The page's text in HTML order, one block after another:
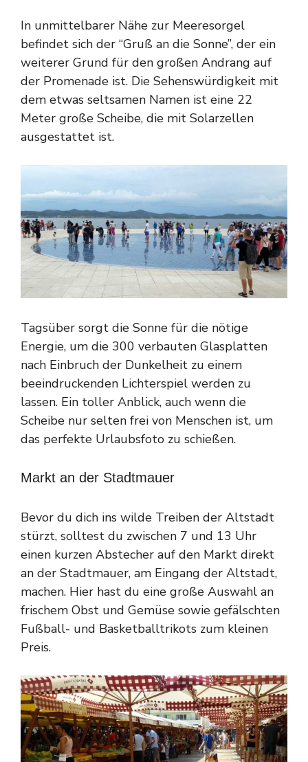
In unmittelbarer Nähe zur Meeresorgel
befindet sich der “Gruß an die Sonne”, der ein
weiterer Grund für den großen Andrang auf
der Promenade ist. Die Sehenswürdigkeit mit
dem etwas seltsamen Namen ist eine 22
Meter große Scheibe, die mit Solarzellen
ausgestattet ist.
Tagsüber sorgt die Sonne für die nötige
Energie, um die 300 verbauten Glasplatten
nach Einbruch der Dunkelheit zu einem
beeindruckenden Lichterspiel werden zu
lassen. Ein toller Anblick, auch wenn die
Scheibe nur selten frei von Menschen ist, um
das perfekte Urlaubsfoto zu schießen.
Markt an der Stadtmauer
Bevor du dich ins wilde Treiben der Altstadt
stürzt, solltest du zwischen 7 und 13 Uhr
einen kurzen Abstecher auf den Markt direkt
an der Stadtmauer, am Eingang der Altstadt,
machen. Hier hast du eine große Auswahl an
frischem Obst und Gemüse sowie gefälschten
Fußball- und Basketballtrikots zum kleinen
Preis.